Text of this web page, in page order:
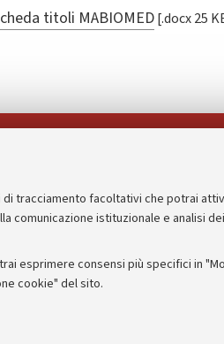
tracciamento facoltativi che potrai
comunicazione istituzionale e analisi
esprimere consensi più specifici in
cookie" del sito.
titoli MABIOMED [.docx 25
gare e concorsi
trasparente